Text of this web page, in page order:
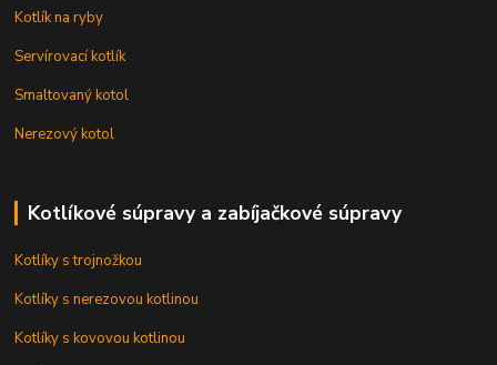
Kotlík na ryby
Servírovací kotlík
Smaltovaný kotol
Nerezový kotol
Kotlíkové súpravy a zabíjačkové súpravy
Kotlíky s trojnožkou
Kotlíky s nerezovou kotlinou
Kotlíky s kovovou kotlinou